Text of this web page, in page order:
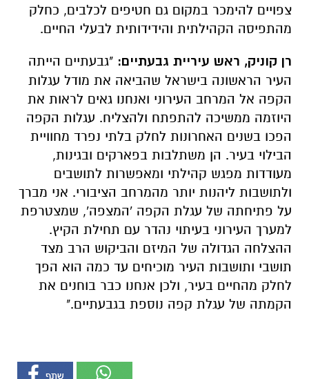
צפויים להימכר במקום גם חטיפים לכלבים, כחלק
מהתפיסה הקהילתית והידידותית לבעלי החיים.
רן קוניק, ראש עיריית גבעתיים: "גבעתיים הייתה
העיר הראשונה בישראל שהביאה את מודל עגלות
הקפה אל המרחב העירוני ואנחנו גאים לראות את
היוזמה ממשיכה להתפתח ולהצליח. עגלות הקפה
הפכו בשנים האחרונות לחלק בלתי נפרד מחוויית
הבילוי בעיר. הן משתלבות בפארקים ובגינות,
מעודדות מפגש קהילתי ומאפשרות לתושבים
ולתושבות ליהנות יותר מהמרחב הציבורי. אני מברך
על פתיחתה של עגלת הקפה 'המצפה', שמצטרפת
למערך העירוני בעיתוי נהדר עם תחילת הקיץ.
ההצלחה הגדולה של המיזם והביקוש הרב מצד
תושבי ותושבות העיר מוכיחים עד כמה הוא הפך
לחלק מהחיים בעיר, ולכן אנחנו כבר בוחנים את
הקמתה של עגלת קפה נוספת בגבעתיים."